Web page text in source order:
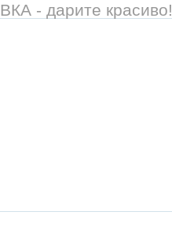
- дарите красиво!